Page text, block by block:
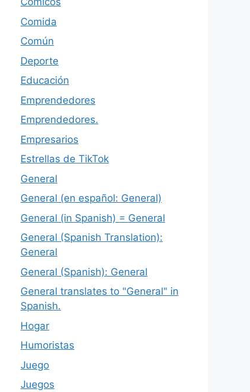
Comida
Común
Deporte
Educación
Emprendedores
Emprendedores.
Empresarios
Estrellas de TikTok
General
General (en español: General)
General (in Spanish) = General
General (Spanish Translation):
General
General (Spanish): General
General translates to "General" in
Spanish.
Hogar
Humoristas
Juego
Juegos